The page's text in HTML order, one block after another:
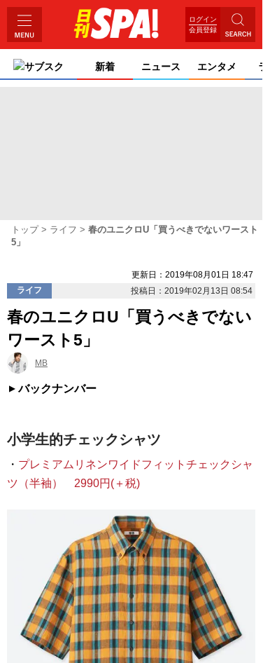
ログイン
会員登録
サブスク 新着 ニュース エンタメ ライ
トップ ライフ
春のユニクロU「買うべきでないワースト
5」
更新日：2019年08月01日 18:47
ライフ
投稿日：2019年02月13日 08:54
春のユニクロU「買うべきでない
ワースト5」
MB
バックナンバー
小学生的チェックシャツ
・ プレミアムリネンワイドフィットチェックシャ
ツ（半袖） 2990円(＋税)